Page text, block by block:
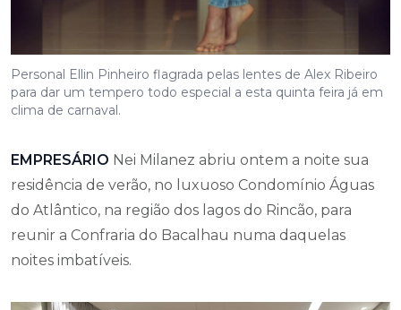
Personal Ellin Pinheiro flagrada pelas lentes de Alex Ribeiro
para dar um tempero todo especial a esta quinta feira já em
clima de carnaval.
EMPRESÁRIO Nei Milanez abriu ontem a noite sua
residência de verão, no luxuoso Condomínio Águas
do Atlântico, na região dos lagos do Rincão, para
reunir a Confraria do Bacalhau numa daquelas
noites imbatíveis.